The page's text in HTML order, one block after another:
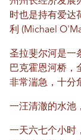
时也是持有爱达
利 (Michael
圣拉斐尔河是一
巴克霍​​恩河桥，
非常湍急，十分
一汪清澈的水池
一天六七个小时